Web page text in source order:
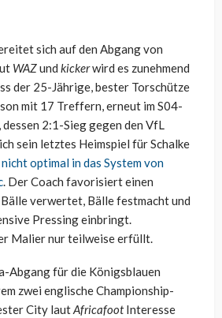
sich auf den Abgang von
WAZund kickerwird es zunehmend
der 25-Jährige, bester Torschütze
mit 17 Treffern, erneut im S04-
2:1-Sieg gegen den VfL
sein letztes Heimspiel für Schalke
nicht optimal in das System von
. Der Coach favorisiert einen
verwertet, Bälle festmacht und
Pressing einbringt.
Malier nur teilweise erfüllt.
Abgang für die Königsblauen
zwei englische Championship-
City lautAfricafootInteresse